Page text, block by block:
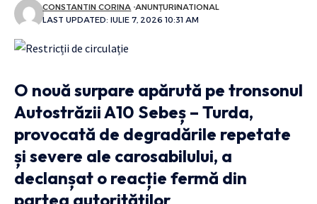
LAST UPDATED: IULIE 7, 2026 10:31 AM
CONSTANTIN CORINA ANUNȚURINATIONAL
O nouă surpare apărută pe tronsonul
Autostrăzii A10 Sebeș – Turda,
provocată de degradările repetate
și severe ale carosabilului, a
declanșat o reacție fermă din
partea autorităților